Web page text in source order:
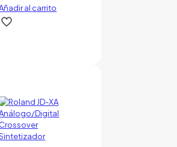
al carrito